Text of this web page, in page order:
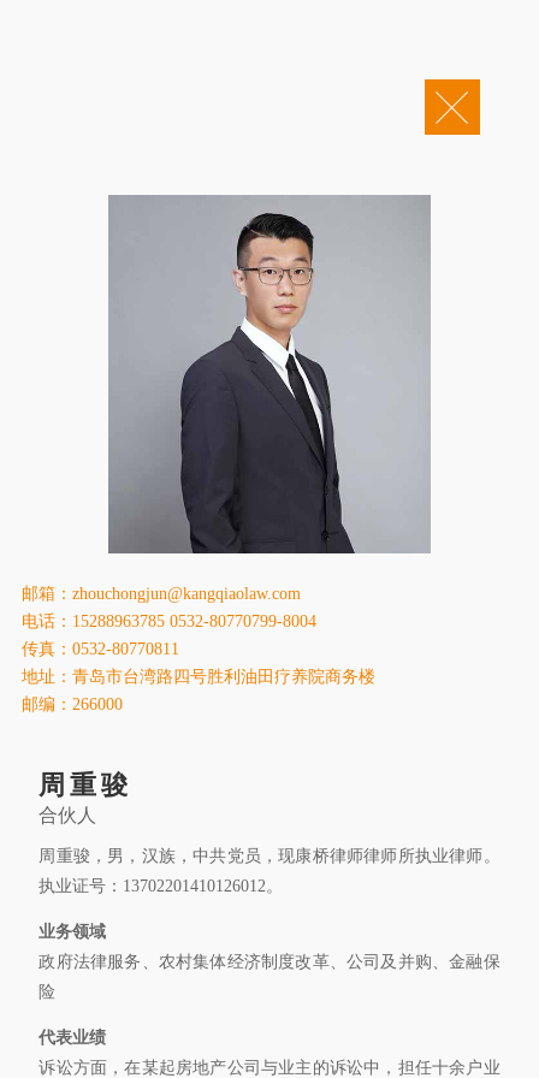
康桥人员
新闻动态
康桥党建
业务领域
社会责任
康桥法治研究院
康桥出版
邮箱：zhouchongjun@kangqiaolaw.com
电话：15288963785 0532-80770799-8004
传真：0532-80770811
地址：青岛市台湾路四号胜利油田疗养院商务楼
邮编：266000
周重骏
合伙人
周重骏，男，汉族，中共党员，现康桥律师律师所执业律师。
执业证号：13702201410126012。
业务领域
政府法律服务、农村集体经济制度改革、公司及并购、金融保
险
代表业绩
诉讼方面，在某起房地产公司与业主的诉讼中，担任十余户业
Copyright © 2011-2026 康桥律师事务所